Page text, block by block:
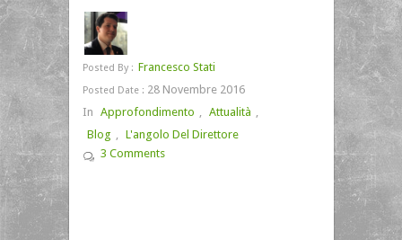
Posted By : Francesco Stati
Posted Date : 28 Novembre 2016
In Approfondimento , Attualità ,
Blog , L'angolo Del Direttore
3 Comments